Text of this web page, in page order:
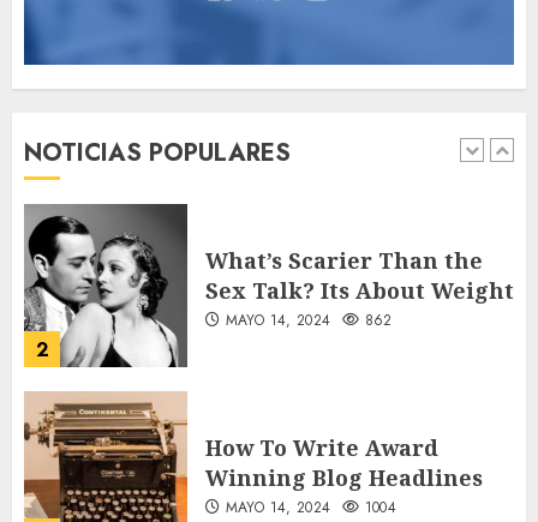
NOTICIAS POPULARES
1
Searching for the
forgotten heroes of World
MAYO 14, 2024
2
What’s Scarier Than the
Sex Talk? Its About Weight
MAYO 14, 2024 862
How To Write Award
Winning Blog Headlines
MAYO 14, 2024 1004